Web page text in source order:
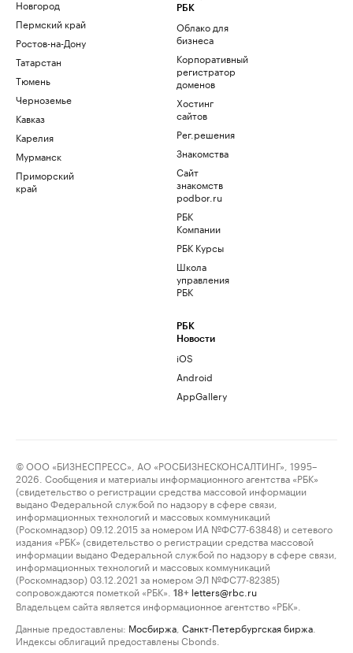
Новгород
Пермский край
Ростов-на-Дону
Татарстан
Тюмень
Черноземье
Кавказ
Карелия
Мурманск
Приморский
край
РБК
Облако для
бизнеса
Корпоративный
регистратор
доменов
Хостинг
сайтов
Рег.решения
Знакомства
Сайт
знакомств
podbor.ru
РБК
Компании
РБК Курсы
Школа
управления
РБК
РБК
Новости
iOS
Android
AppGallery
© ООО «БИЗНЕСПРЕСС», АО «РОСБИЗНЕСКОНСАЛТИНГ», 1995–
2026. Сообщения и материалы информационного агентства «РБК»
(свидетельство о регистрации средства массовой информации
выдано Федеральной службой по надзору в сфере связи,
информационных технологий и массовых коммуникаций
(Роскомнадзор) 09.12.2015 за номером ИА №ФС77-63848) и сетевого
издания «РБК» (свидетельство о регистрации средства массовой
информации выдано Федеральной службой по надзору в сфере связи,
информационных технологий и массовых коммуникаций
(Роскомнадзор) 03.12.2021 за номером ЭЛ №ФС77-82385)
сопровождаются пометкой «РБК».
18+ letters@rbc.ru
Владельцем сайта является информационное агентство «РБК».
Данные предоставлены: Мосбиржа Санкт-Петербургская биржа
Индексы облигаций предоставлены Cbonds.